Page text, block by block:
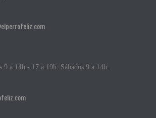
9 a 14h - 17 a 19h. Sábados 9 a 14h.